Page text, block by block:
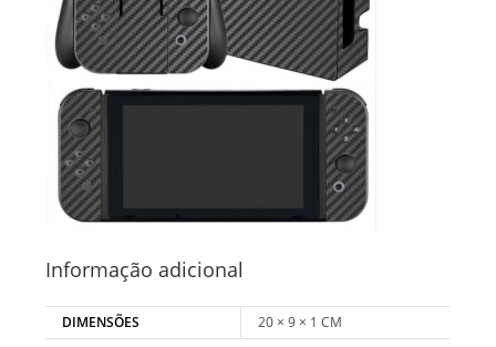
Informação adicional
DIMENSÕES 20 × 9 × 1 CM